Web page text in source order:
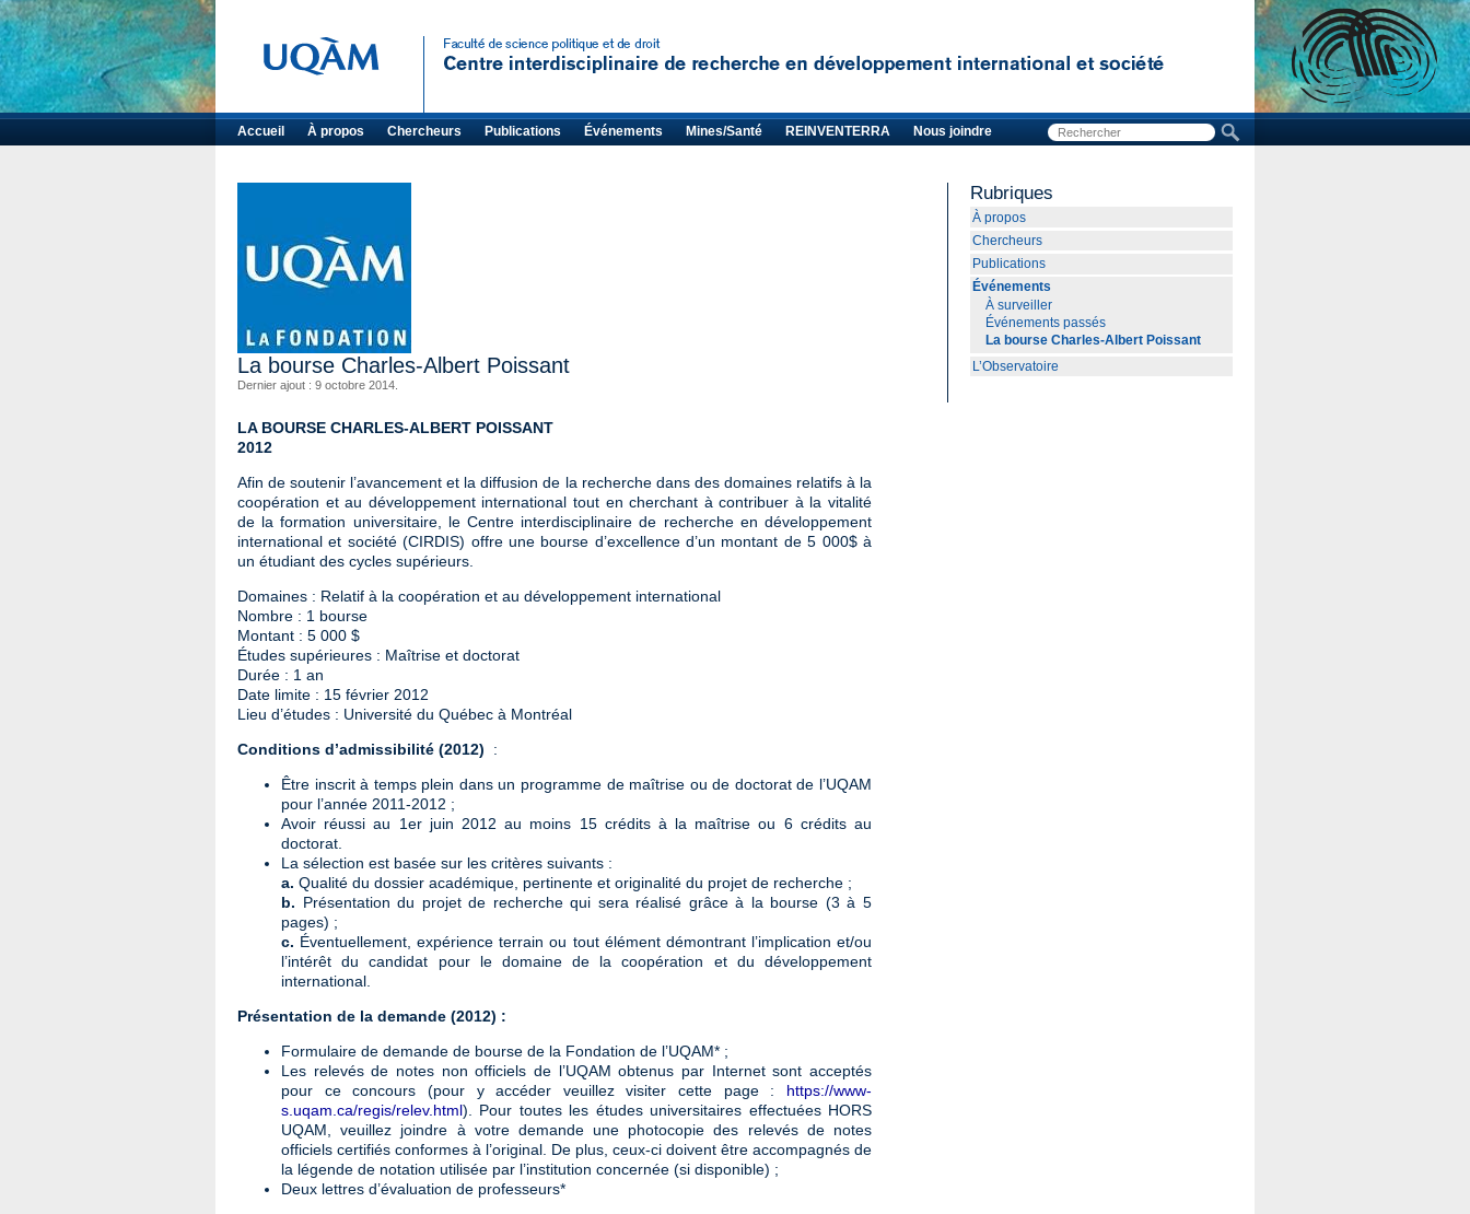
Accueil À propos Chercheurs Publications Événements Mines/Santé REINVENTERRA Nous joindre
La bourse Charles-Albert Poissant
Dernier ajout : 9 octobre 2014.
LA BOURSE CHARLES-ALBERT POISSANT
2012
Afin de soutenir l’avancement et la diffusion de la recherche dans des domaines relatifs à la
coopération et au développement international tout en cherchant à contribuer à la vitalité
de la formation universitaire, le Centre interdisciplinaire de recherche en développement
international et société (CIRDIS) offre une bourse d’excellence d’un montant de 5 000$ à
un étudiant des cycles supérieurs.
Domaines : Relatif à la coopération et au développement international
Nombre : 1 bourse
Montant : 5 000 $
Études supérieures : Maîtrise et doctorat
Durée : 1 an
Date limite : 15 février 2012
Lieu d’études : Université du Québec à Montréal
Conditions d’admissibilité (2012)
:
Être inscrit à temps plein dans un programme de maîtrise ou de doctorat de l’UQAM
pour l’année 2011-2012 ;
Avoir réussi au 1er juin 2012 au moins 15 crédits à la maîtrise ou 6 crédits au
doctorat.
La sélection est basée sur les critères suivants :
a. Qualité du dossier académique, pertinente et originalité du projet de recherche ;
b. Présentation du projet de recherche qui sera réalisé grâce à la bourse (3 à 5
pages) ;
c. Éventuellement, expérience terrain ou tout élément démontrant l’implication et/ou
l’intérêt du candidat pour le domaine de la coopération et du développement
international.
Présentation de la demande (2012) :
Formulaire de demande de bourse de la Fondation de l’UQAM* ;
Les relevés de notes non officiels de l’UQAM obtenus par Internet sont acceptés
pour ce concours (pour y accéder veuillez visiter cette page : https://www-
s.uqam.ca/regis/relev.html). Pour toutes les études universitaires effectuées HORS
UQAM, veuillez joindre à votre demande une photocopie des relevés de notes
officiels certifiés conformes à l’original. De plus, ceux-ci doivent être accompagnés de
la légende de notation utilisée par l’institution concernée (si disponible) ;
Deux lettres d’évaluation de professeurs*
Rubriques
À propos
Chercheurs
Publications
Événements
À surveiller
Événements passés
La bourse Charles-Albert Poissant
L’Observatoire